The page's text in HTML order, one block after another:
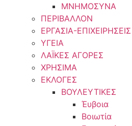
ΜΝΗΜΟΣΥΝΑ
ΠΕΡΙΒΑΛΛΟΝ
ΕΡΓΑΣΙΑ-ΕΠΙΧΕΙΡΗΣΕΙΣ
ΥΓΕΙΑ
ΛΑΪΚΕΣ ΑΓΟΡΕΣ
ΧΡΗΣΙΜΑ
ΕΚΛΟΓΕΣ
ΒΟΥΛΕΥΤΙΚΕΣ
Έυβοια
Βοιωτία